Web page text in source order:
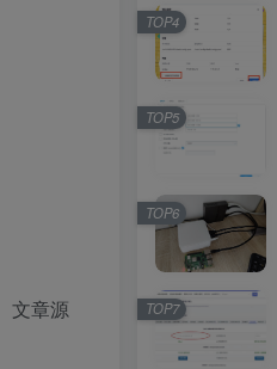
文章源
TOP4
TOP5
TOP6
TOP7